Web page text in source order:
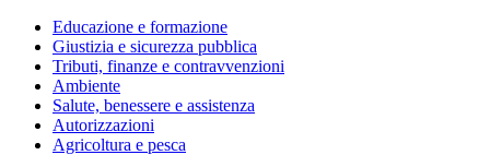
Educazione e formazione
Giustizia e sicurezza pubblica
Tributi, finanze e contravvenzioni
Ambiente
Salute, benessere e assistenza
Autorizzazioni
Agricoltura e pesca